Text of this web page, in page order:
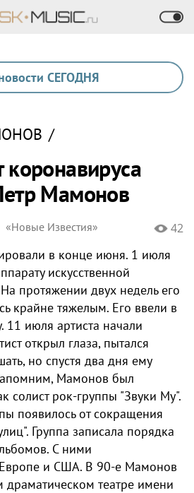
СЕГОДНЯ
/
Мамонов
«Новые Известия» 42
в конце июня. 1 июля
искусственной
протяжении двух недель его
крайне тяжелым. Его ввели в
11 июля артиста начали
открыл глаза, пытался
но спустя два дня ему
Мамонов был
солист рок-группы "Звуки Му".
появилось от сокращения
Группа записала порядка
С ними
Европе и США. В 90-е Мамонов
драматическом театре имени